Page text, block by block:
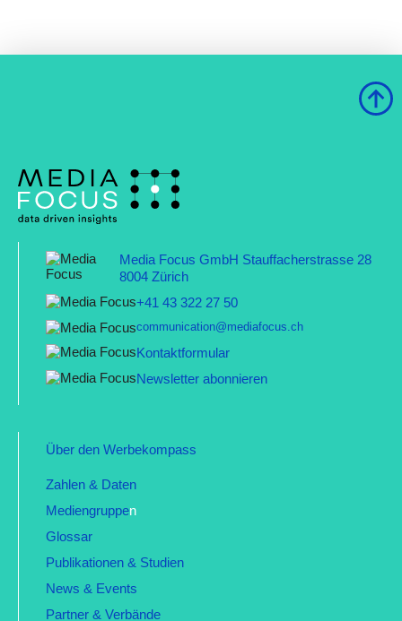
Media Focus GmbH Stauffacherstrasse 28
8004 Zürich
+41 43 322 27 50
communication@mediafocus.ch
Kontaktformular
Newsletter abonnieren
Über den Werbekompass
Zahlen & Daten
Mediengruppen
Glossar
Publikationen & Studien
News & Events
Partner & Verbände